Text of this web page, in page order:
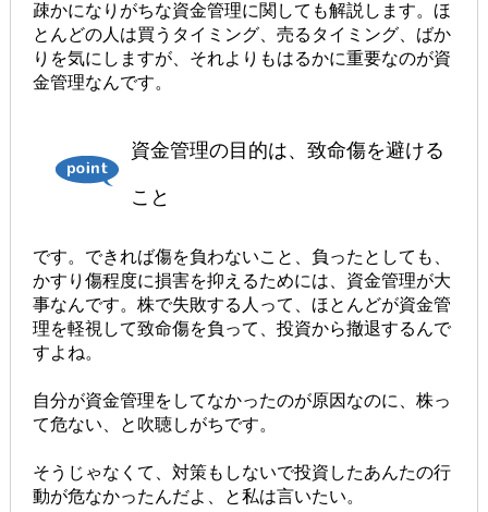
疎かになりがちな資金管理に関しても解説します。ほ
とんどの人は買うタイミング、売るタイミング、ばか
りを気にしますが、それよりもはるかに重要なのが資
金管理なんです。
資金管理の目的は、致命傷を避ける
こと
です。できれば傷を負わないこと、負ったとしても、
かすり傷程度に損害を抑えるためには、資金管理が大
事なんです。株で失敗する人って、ほとんどが資金管
理を軽視して致命傷を負って、投資から撤退するんで
すよね。
自分が資金管理をしてなかったのが原因なのに、株っ
て危ない、と吹聴しがちです。
そうじゃなくて、対策もしないで投資したあんたの行
動が危なかったんだよ、と私は言いたい。